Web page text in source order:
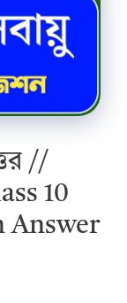
//
10
Answer